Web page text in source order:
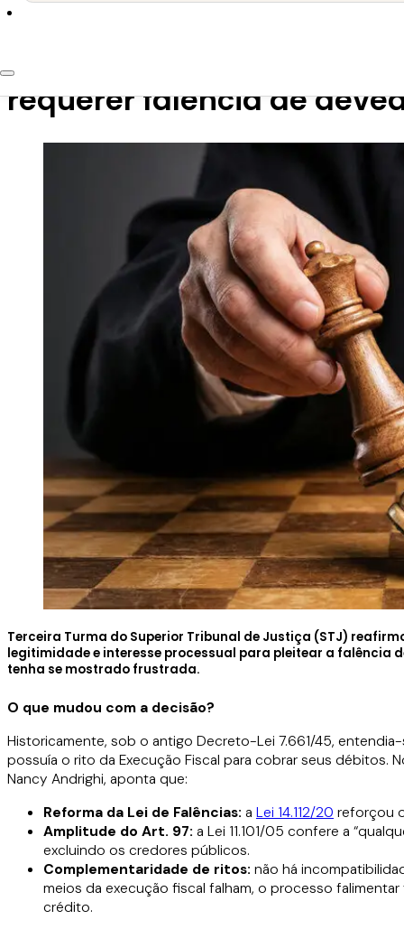
12 de fevereiro de 2026
STJ consolida
requerer falência de
Terceira Turma do Superior Tribunal de Justiça (STJ)
legitimidade e interesse processual para pleitear a falência
tenha se mostrado frustrada.
O que mudou com a decisão?
Historicamente, sob o antigo Decreto-Lei 7.661/45,
possuía o rito da Execução Fiscal para cobrar seus débitos.
Nancy Andrighi, aponta que:
Reforma da Lei de Falências: a Lei 14.112/20 reforçou
Amplitude do Art. 97: a Lei 11.101/05 confere a
excluindo os credores públicos.
Complementaridade de ritos: não há
meios da execução fiscal falham, o processo
crédito.